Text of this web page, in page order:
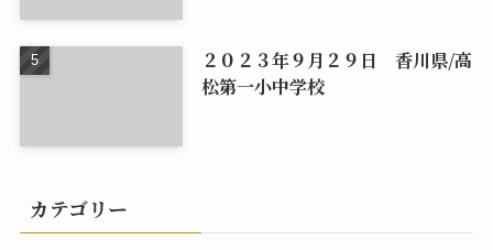
２０２３年９月２９日 香川県/高
松第一小中学校
カテゴリー